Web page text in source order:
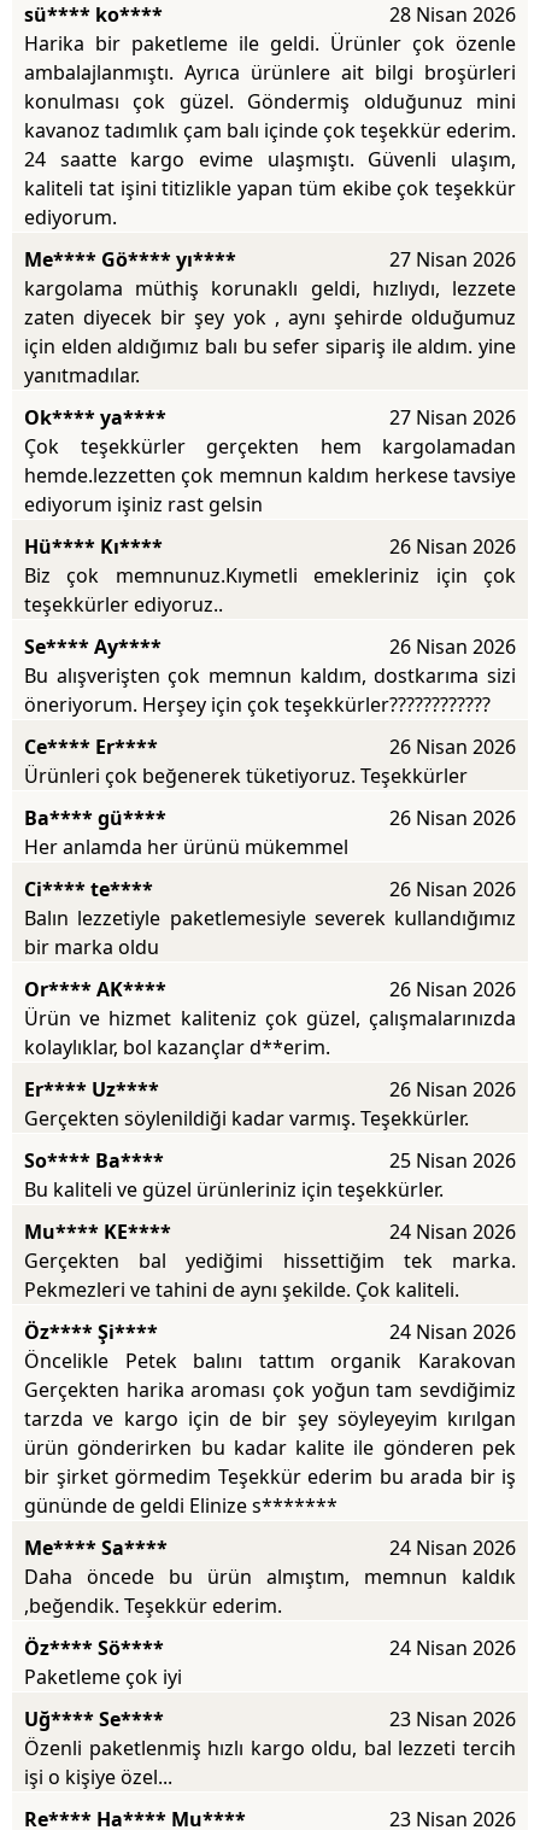
sü**** ko****
28 Nisan 2026
Harika bir paketleme ile geldi. Ürünler çok özenle
ambalajlanmıştı. Ayrıca ürünlere ait bilgi broşürleri
konulması çok güzel. Göndermiş olduğunuz mini
kavanoz tadımlık çam balı içinde çok teşekkür ederim.
24 saatte kargo evime ulaşmıştı. Güvenli ulaşım,
kaliteli tat işini titizlikle yapan tüm ekibe çok teşekkür
ediyorum.
Me**** Gö**** yı****
27 Nisan 2026
kargolama müthiş korunaklı geldi, hızlıydı, lezzete
zaten diyecek bir şey yok , aynı şehirde olduğumuz
için elden aldığımız balı bu sefer sipariş ile aldım. yine
yanıtmadılar.
Ok**** ya****
27 Nisan 2026
Çok teşekkürler gerçekten hem kargolamadan
hemde.lezzetten çok memnun kaldım herkese tavsiye
ediyorum işiniz rast gelsin
Hü**** Kı****
26 Nisan 2026
Biz çok memnunuz.Kıymetli emekleriniz için çok
teşekkürler ediyoruz..
Se**** Ay****
26 Nisan 2026
Bu alışverişten çok memnun kaldım, dostkarıma sizi
öneriyorum. Herşey için çok teşekkürler????????????
Ce**** Er****
26 Nisan 2026
Ürünleri çok beğenerek tüketiyoruz. Teşekkürler
Ba**** gü****
26 Nisan 2026
Her anlamda her ürünü mükemmel
Ci**** te****
26 Nisan 2026
Balın lezzetiyle paketlemesiyle severek kullandığımız
bir marka oldu
Or**** AK****
26 Nisan 2026
Ürün ve hizmet kaliteniz çok güzel, çalışmalarınızda
kolaylıklar, bol kazançlar d**erim.
Er**** Uz****
26 Nisan 2026
Gerçekten söylenildiği kadar varmış. Teşekkürler.
So**** Ba****
25 Nisan 2026
Bu kaliteli ve güzel ürünleriniz için teşekkürler.
Mu**** KE****
24 Nisan 2026
Gerçekten bal yediğimi hissettiğim tek marka.
Pekmezleri ve tahini de aynı şekilde. Çok kaliteli.
Öz**** Şi****
24 Nisan 2026
Öncelikle Petek balını tattım organik Karakovan
Gerçekten harika aroması çok yoğun tam sevdiğimiz
tarzda ve kargo için de bir şey söyleyeyim kırılgan
ürün gönderirken bu kadar kalite ile gönderen pek
bir şirket görmedim Teşekkür ederim bu arada bir iş
gününde de geldi Elinize s*******
Me**** Sa****
24 Nisan 2026
Daha öncede bu ürün almıştım, memnun kaldık
,beğendik. Teşekkür ederim.
Öz**** Sö****
24 Nisan 2026
Paketleme çok iyi
Uğ**** Se****
23 Nisan 2026
Özenli paketlenmiş hızlı kargo oldu, bal lezzeti tercih
işi o kişiye özel...
Re**** Ha**** Mu****
23 Nisan 2026